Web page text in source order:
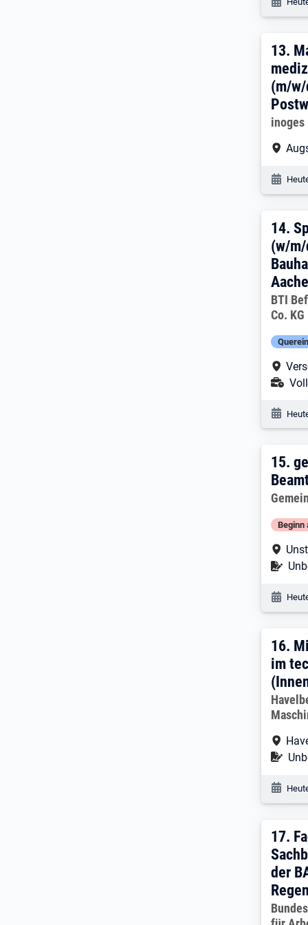
13.
13.
(m/
inoges
14.
14.
(w/
BTI
Co. KG
15.
15.
Beginn
16.
16.
im
17.
17.
der